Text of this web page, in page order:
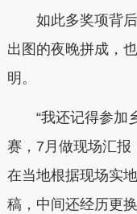
如此多奖项背
出图的夜晚拼成，
明。
“我还记得参加
赛，7月做现场汇报
在当地根据现场实
稿，中间还经历更